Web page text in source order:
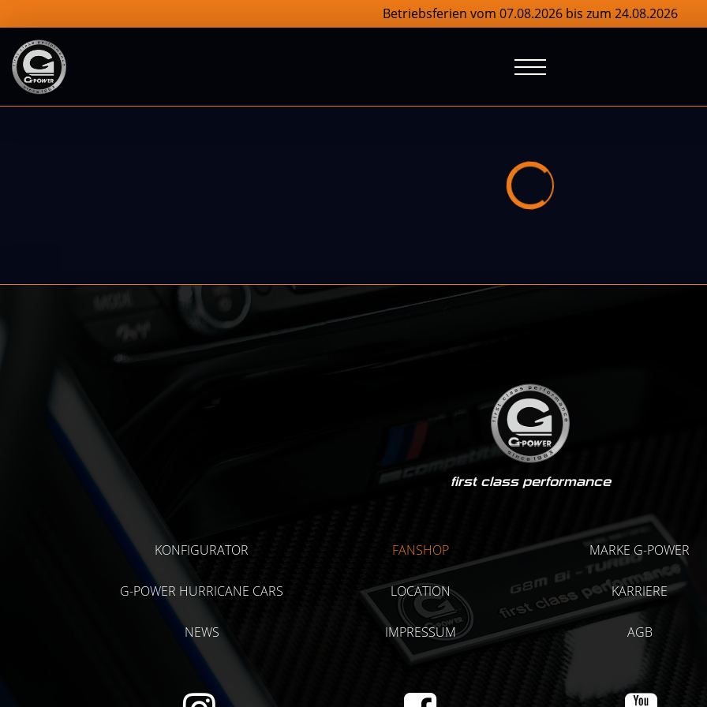
Betriebsferien vom 07.08.2026 bis zum 24.08.2026
first class performance
KONFIGURATOR FANSHOP MARKE G-POWER
G-POWER HURRICANE CARS LOCATION KARRIERE
NEWS IMPRESSUM AGB